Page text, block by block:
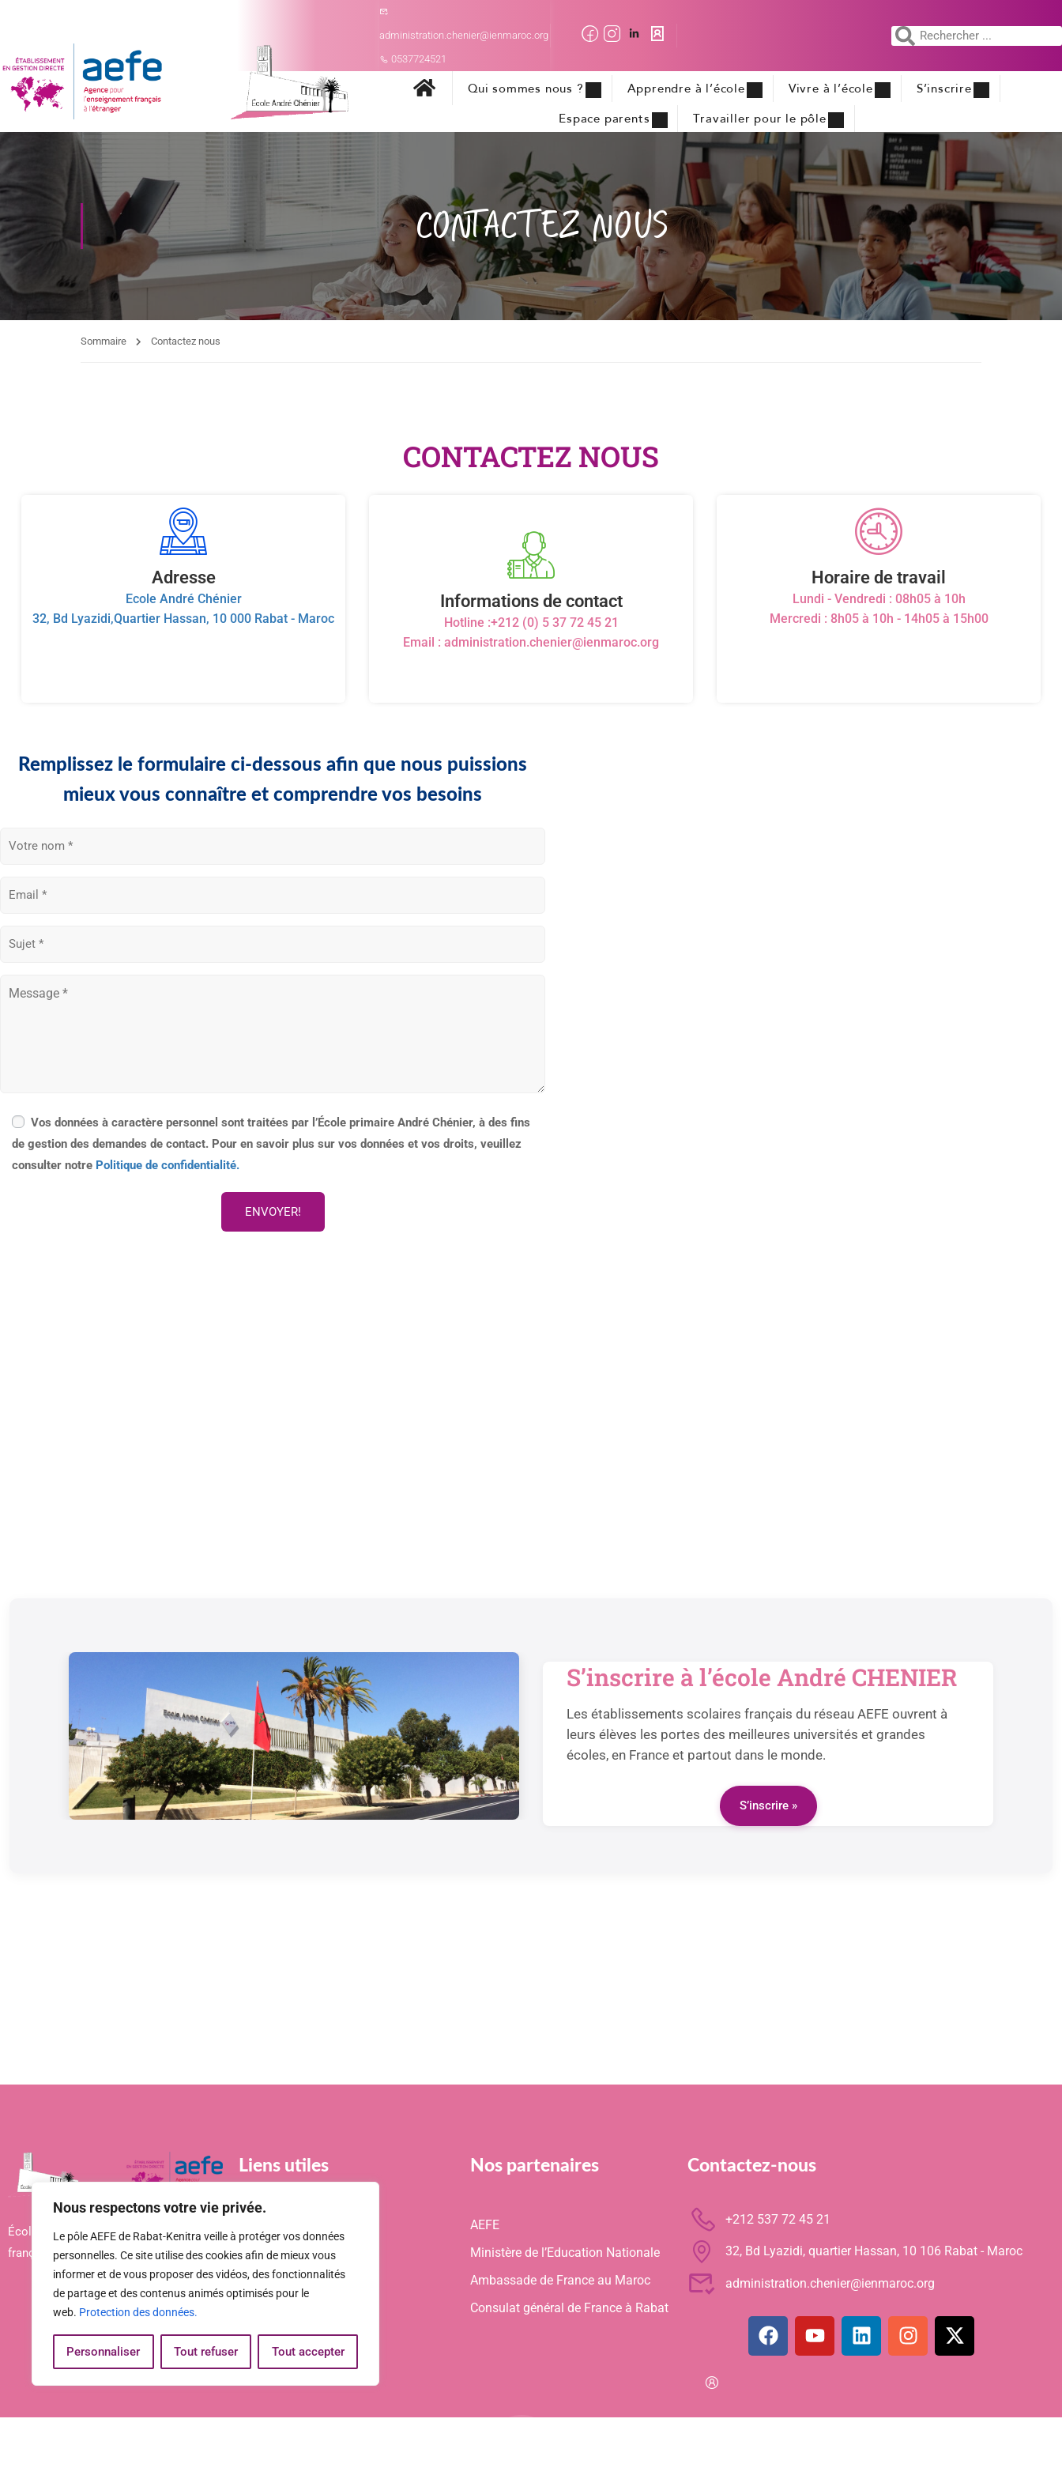
Nous respectons votre vie privée.
Le pôle AEFE de Rabat-Kenitra veille à protéger vos données
personnelles. Ce site utilise des cookies afin de mieux vous
informer et de vous proposer des vidéos, des fonctionnalités
de partage et des contenus animés optimisés pour le
web. Protection des données.
Personnaliser Tout refuser Tout accepter
administration.chenier@ienmaroc.org
0537724521
Qui sommes nous ? Apprendre à l’école Vivre à l’école S’inscrire
Espace parents Travailler pour le pôle
CONTACTEZ NOUS
Sommaire Contactez nous
CONTACTEZ NOUS
Adresse
Ecole André Chénier
32, Bd Lyazidi,Quartier Hassan, 10 000 Rabat - Maroc
Informations de contact
Hotline :+212 (0) 5 37 72 45 21
Email : administration.chenier@ienmaroc.org
Horaire de travail
Lundi - Vendredi : 08h05 à 10h
Mercredi : 8h05 à 10h - 14h05 à 15h00
Remplissez le formulaire ci-dessous afin que nous puissions
mieux vous connaître et comprendre vos besoins
Vos données à caractère personnel sont traitées par l’École primaire André Chénier, à des fins
de gestion des demandes de contact. Pour en savoir plus sur vos données et vos droits, veuillez
consulter notre Politique de confidentialité.
S’inscrire à l’école André CHENIER
Les établissements scolaires français du réseau AEFE ouvrent à
leurs élèves les portes des meilleures universités et grandes
écoles, en France et partout dans le monde.
S’inscrire »
École André Chénier, école primaire
française du réseau AEFE à Rabat.
Liens utiles
Faqs
À propos de nous
Nos partenaires
AEFE
Ministère de l’Education Nationale
Ambassade de France au Maroc
Consulat général de France à Rabat
Contactez-nous
+212 537 72 45 21
32, Bd Lyazidi, quartier Hassan, 10 106 Rabat - Maroc
administration.chenier@ienmaroc.org